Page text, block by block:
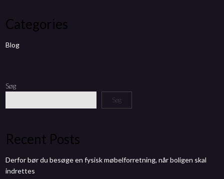
Categories
Blog
Søg
Søg
Recent Posts
Derfor bør du besøge en fysisk møbelforretning, når boligen skal
indrettes